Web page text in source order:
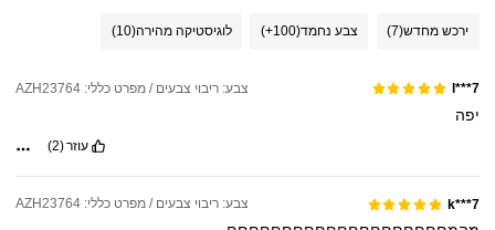
ירכש מחדש(7) צבע נחמד(100+) לוגיסטיקה מהירה(10)
l***7 צבע: ריבוי צבעים / מפרט כללי: AZH23764
יפה
עוזר(2)
k***7 צבע: ריבוי צבעים / מפרט כללי: AZH23764